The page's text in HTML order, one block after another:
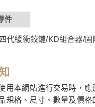
件
代緩衝鉸鏈/KD組合器/
用本網站進行交易時，應
規格、尺寸、數量及價格